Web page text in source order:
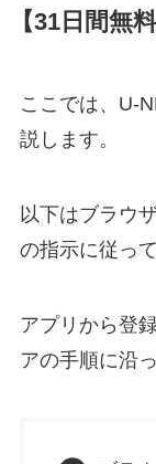
【31日間無
ここでは、U-
説します。
以下はブラウ
の指示に従っ
アプリから登
アの手順に沿